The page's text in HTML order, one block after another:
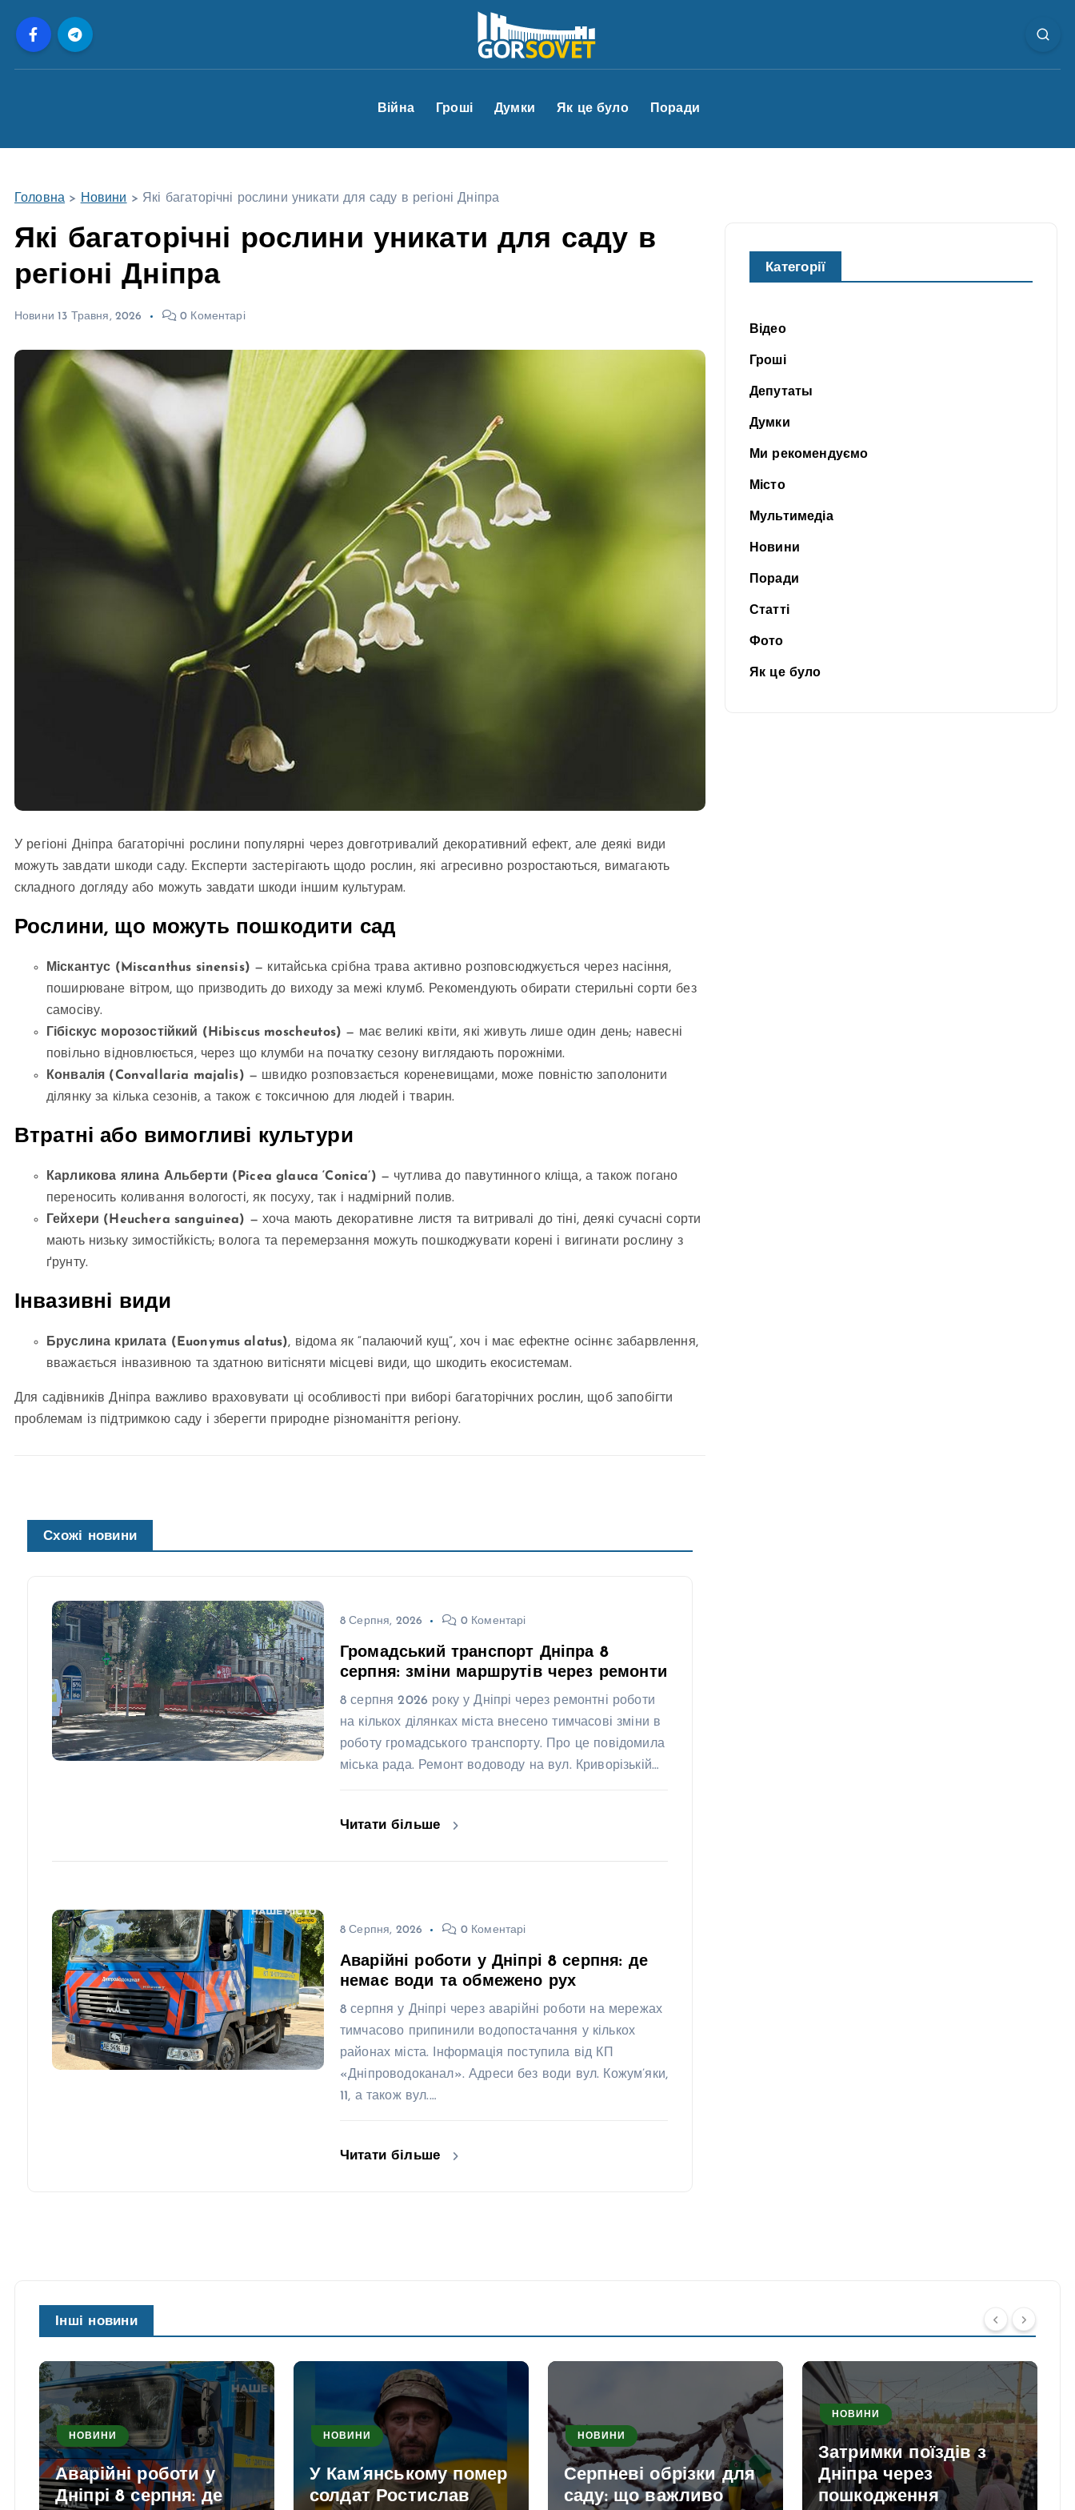
Війна Гроші Думки Як це було Поради
Головна > Новини > Які багаторічні рослини уникати для саду в регіоні Дніпра
Які багаторічні рослини уникати для саду в
регіоні Дніпра
Новини 13 Травня, 2026 0 Коментарі
У регіоні Дніпра багаторічні рослини популярні через довготривалий декоративний ефект, але деякі види
можуть завдати шкоди саду. Експерти застерігають щодо рослин, які агресивно розростаються, вимагають
складного догляду або можуть завдати шкоди іншим культурам.
Рослини, що можуть пошкодити сад
Міскантус (Miscanthus sinensis) — китайська срібна трава активно розповсюджується через насіння,
поширюване вітром, що призводить до виходу за межі клумб. Рекомендують обирати стерильні сорти без
самосіву.
Гібіскус морозостійкий (Hibiscus moscheutos) — має великі квіти, які живуть лише один день; навесні
повільно відновлюється, через що клумби на початку сезону виглядають порожніми.
Конвалія (Convallaria majalis) — швидко розповзається кореневищами, може повністю заполонити
ділянку за кілька сезонів, а також є токсичною для людей і тварин.
Втратні або вимогливі культури
Карликова ялина Альберти (Picea glauca ‘Conica’) — чутлива до павутинного кліща, а також погано
переносить коливання вологості, як посуху, так і надмірний полив.
Гейхери (Heuchera sanguinea) — хоча мають декоративне листя та витривалі до тіні, деякі сучасні сорти
мають низьку зимостійкість; волога та перемерзання можуть пошкоджувати корені і вигинати рослину з
ґрунту.
Інвазивні види
Бруслина крилата (Euonymus alatus), відома як “палаючий кущ”, хоч і має ефектне осіннє забарвлення,
вважається інвазивною та здатною витісняти місцеві види, що шкодить екосистемам.
Для садівників Дніпра важливо враховувати ці особливості при виборі багаторічних рослин, щоб запобігти
проблемам із підтримкою саду і зберегти природне різноманіття регіону.
Схожі новини
8 Серпня, 2026 0 Коментарі
Громадський транспорт Дніпра 8
серпня: зміни маршрутів через ремонти
8 серпня 2026 року у Дніпрі через ремонтні роботи
на кількох ділянках міста внесено тимчасові зміни в
роботу громадського транспорту. Про це повідомила
міська рада. Ремонт водоводу на вул. Криворізькій…
Читати більше
8 Серпня, 2026 0 Коментарі
Аварійні роботи у Дніпрі 8 серпня: де
немає води та обмежено рух
8 серпня у Дніпрі через аварійні роботи на мережах
тимчасово припинили водопостачання у кількох
районах міста. Інформація поступила від КП
«Дніпроводоканал». Адреси без води вул. Кожум’яки,
11, а також вул.…
Читати більше
Категорії
Відео
Гроші
Депутаты
Думки
Ми рекомендуємо
Місто
Мультимедіа
Новини
Поради
Статті
Фото
Як це було
Інші новини
НОВИНИ
Аварійні роботи у
Дніпрі 8 серпня: де
НОВИНИ
У Кам’янському помер
солдат Ростислав
НОВИНИ
Серпневі обрізки для
саду: що важливо
НОВИНИ
Затримки поїздів з
Дніпра через
пошкодження